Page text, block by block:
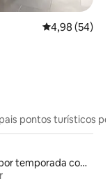
4,98 de uma
4,98 (54)
pontos turísticos
Aluguéis por temporada com banheira de hidromassagem